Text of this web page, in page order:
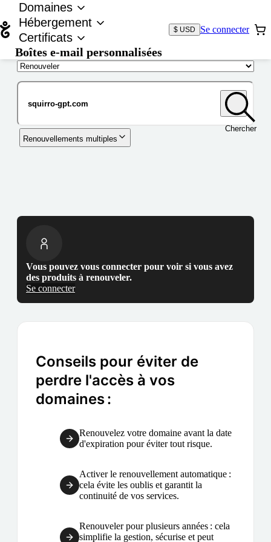
Domaines
Hébergement
Certificats
Boîtes e-mail personnalisées
$ USD Se connecter
Chercher
Renouvellements multiples
Vous pouvez vous connecter pour voir si vous avez
des produits à renouveler.
Se connecter
Conseils pour éviter de
perdre l'accès à vos
domaines :
Renouvelez votre domaine avant la date
d'expiration pour éviter tout risque.
Activer le renouvellement automatique :
cela évite les oublis et garantit la
continuité de vos services.
Renouveler pour plusieurs années : cela
simplifie la gestion, sécurise et peut